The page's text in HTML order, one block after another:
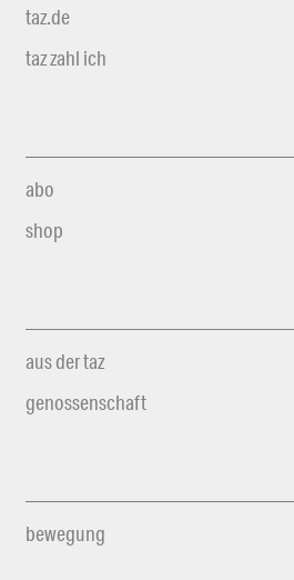
taz.de
taz zahl ich
abo
shop
aus der taz
genossenschaft
bewegung